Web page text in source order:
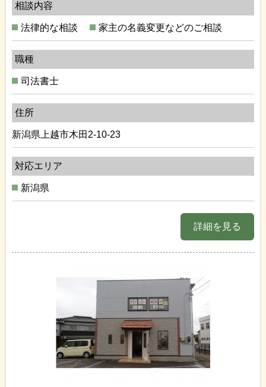
相談内容
法律的な相談 家主の名義変更などのご相談
職種
司法書士
住所
新潟県上越市木田2-10-23
対応エリア
新潟県
詳細を見る